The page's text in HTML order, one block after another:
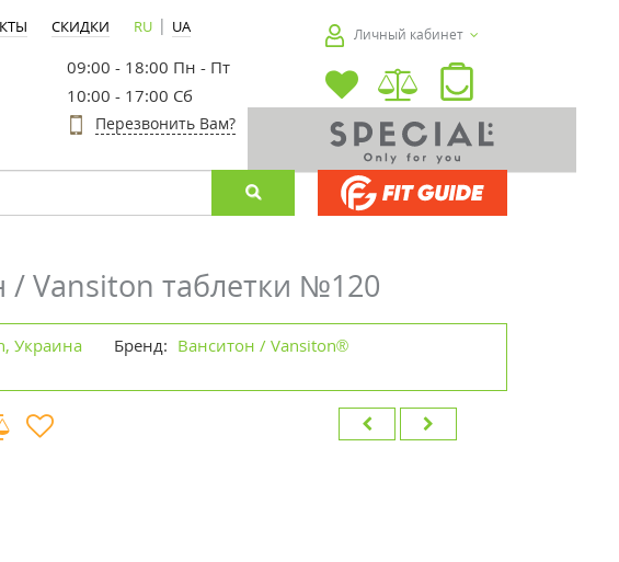
СКИДКИ RU | UA
09:00 - 18:00 Пн - Пт
10:00 - 17:00 Сб
Перезвонить Вам?
Личный кабинет
Vansiton таблетки №120
Украина Бренд: Ванситон / Vansiton®